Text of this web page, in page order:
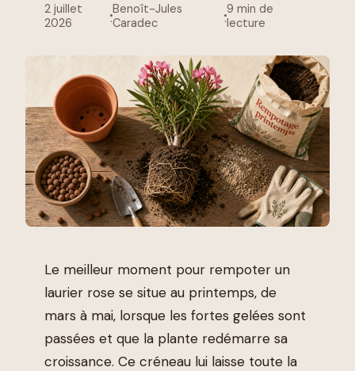
2 juillet
2026
·
Benoît-Jules
Caradec
·
9 min de
lecture
Le meilleur moment pour rempoter un
laurier rose se situe au printemps, de
mars à mai, lorsque les fortes gelées sont
passées et que la plante redémarre sa
croissance. Ce créneau lui laisse toute la